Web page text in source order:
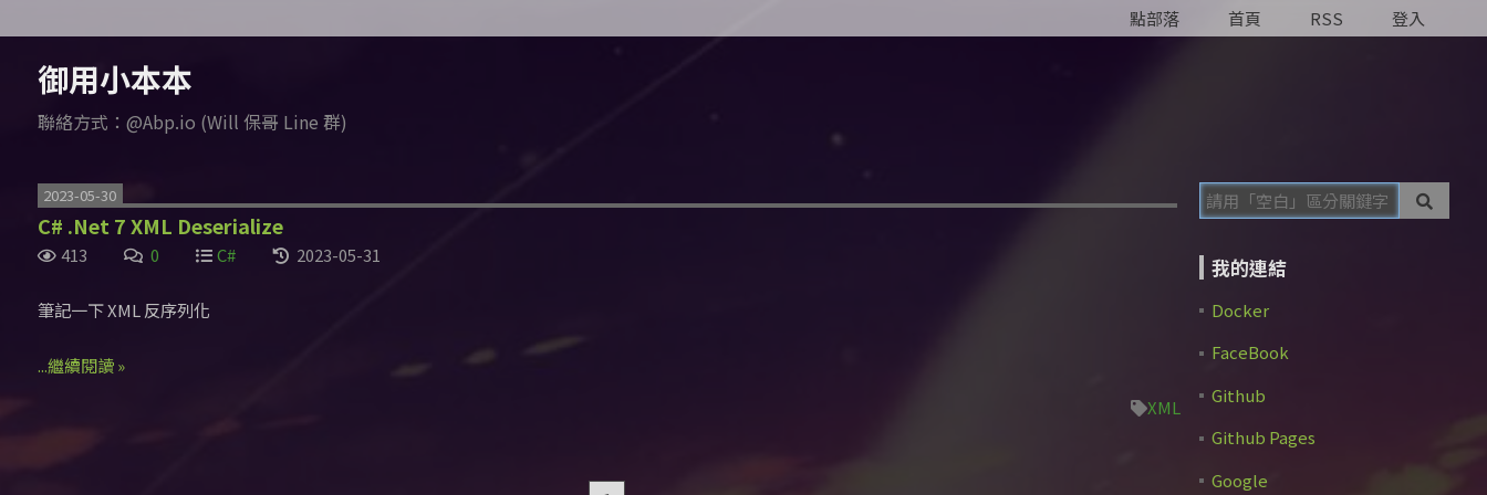
點部落 首頁 RSS 登入
御用小本本
聯絡方式：@Abp.io (Will 保哥 Line 群)
2023-05-30
C# .Net 7 XML Deserialize
413 0 C# 2023-05-31
筆記一下 XML 反序列化
...繼續閱讀 »
XML
我的連結
Docker
FaceBook
Github
Github Pages
Google